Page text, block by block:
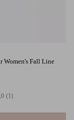
Women's Fall Line
1 st betyg
(1)